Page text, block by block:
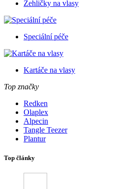
Žehličky na vlasy
Speciální péče
Kartáče na vlasy
Top značky
Redken
Olaplex
Alpecin
Tangle Teezer
Plantur
Top články